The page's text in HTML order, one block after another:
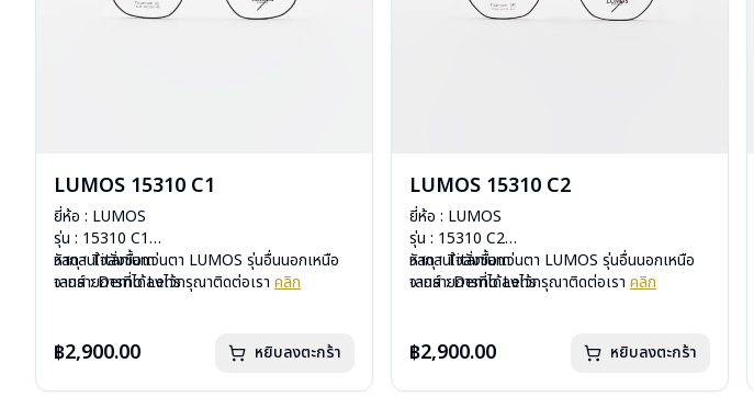
LUMOS 15310 C1
ยี่ห้อ : LUMOS
รุ่น : 15310 C1
วัสดุ : Titanium
เลนส์ : Demo Lens
อุปกรณ์ : กล่องแว่น , ผ้าเช็ดแว่น
หากสนใจสั่งชื้อแว่นตา LUMOS รุ่นอื่นนอกเหนือ
จากรายการที่ได้ลงไว้กรุณาติดต่อเรา คลิก
฿2,900.00 หยิบลงตะกร้า
LUMOS 15310 C2
ยี่ห้อ : LUMOS
รุ่น : 15310 C2
วัสดุ : Titanium
เลนส์ : Demo Lens
อุปกรณ์ : กล่องแว่น , ผ้าเช็ดแว่น
หากสนใจสั่งชื้อแว่นตา LUMOS รุ่นอื่นนอกเหนือ
จากรายการที่ได้ลงไว้กรุณาติดต่อเรา คลิก
฿2,900.00 หยิบลงตะกร้า